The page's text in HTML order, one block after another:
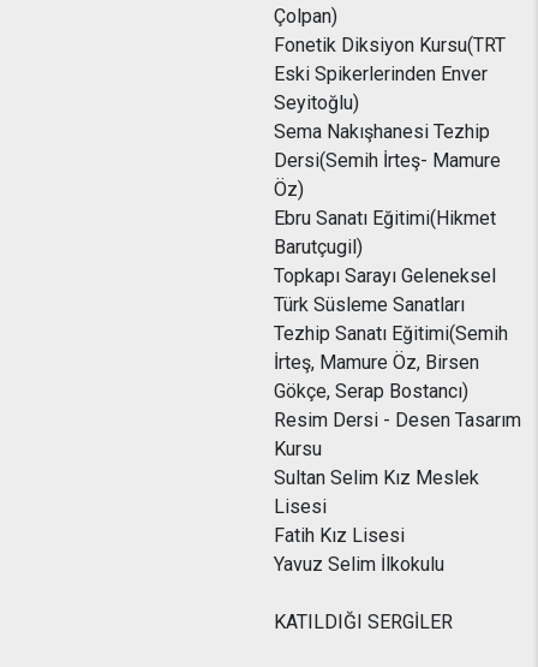
Çolpan)
Fonetik Diksiyon Kursu(TRT
Eski Spikerlerinden Enver
Seyitoğlu)
Sema Nakışhanesi Tezhip
Dersi(Semih İrteş- Mamure
Öz)
Ebru Sanatı Eğitimi(Hikmet
Barutçugil)
Topkapı Sarayı Geleneksel
Türk Süsleme Sanatları
Tezhip Sanatı Eğitimi(Semih
İrteş, Mamure Öz, Birsen
Gökçe, Serap Bostancı)
Resim Dersi - Desen Tasarım
Kursu
Sultan Selim Kız Meslek
Lisesi
Fatih Kız Lisesi
Yavuz Selim İlkokulu
KATILDIĞI SERGİLER